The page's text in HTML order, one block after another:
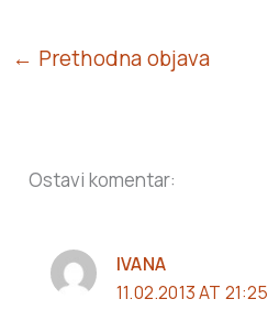
← Prethodna objava
Ostavi komentar:
IVANA
11.02.2013 AT 21:25